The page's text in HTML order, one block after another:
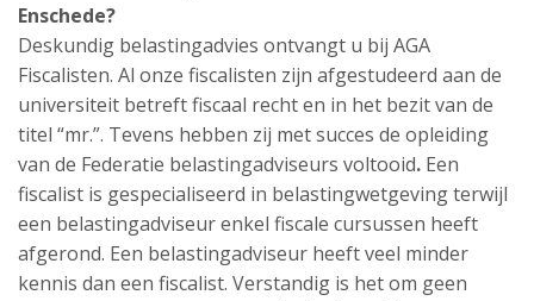
Enschede?
Deskundig belastingadvies ontvangt u bij AGA
Fiscalisten. Al onze fiscalisten zijn afgestudeerd aan de
universiteit betreft fiscaal recht en in het bezit van de
titel “mr.”. Tevens hebben zij met succes de opleiding
van de Federatie belastingadviseurs voltooid. Een
fiscalist is gespecialiseerd in belastingwetgeving terwijl
een belastingadviseur enkel fiscale cursussen heeft
afgerond. Een belastingadviseur heeft veel minder
kennis dan een fiscalist. Verstandig is het om geen